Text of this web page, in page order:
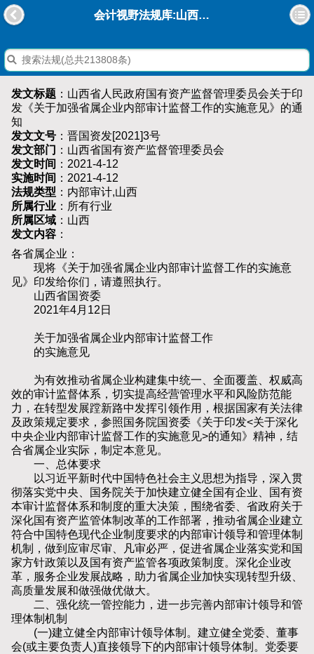
会计视野法规库:山西省人民政府国有资产监督管理委员会关于印发《关于加强省属企业内部审计监督工作的实施意见》的通知
发文标题 ：山西省人民政府国有资产监督管理委员会关于印
发《关于加强省属企业内部审计监督工作的实施意见》的通
知
发文文号 ：晋国资发[2021]3号
发文部门 ：山西省国有资产监督管理委员会
发文时间 ：2021-4-12
实施时间 ：2021-4-12
法规类型 ：内部审计,山西
所属行业 ：所有行业
所属区域 ：山西
发文内容 ：
各省属企业：
现将《关于加强省属企业内部审计监督工作的实施意
见》印发给你们，请遵照执行。
山西省国资委
2021年4月12日
关于加强省属企业内部审计监督工作
的实施意见
为有效推动省属企业构建集中统一、全面覆盖、权威高
效的审计监督体系，切实提高经营管理水平和风险防范能
力，在转型发展蹚新路中发挥引领作用，根据国家有关法律
及政策规定要求，参照国务院国资委《关于印发<关于深化
中央企业内部审计监督工作的实施意见>的通知》精神，结
合省属企业实际，制定本意见。
一、总体要求
以习近平新时代中国特色社会主义思想为指导，深入贯
彻落实党中央、国务院关于加快建立健全国有企业、国有资
本审计监督体系和制度的重大决策，围绕省委、省政府关于
深化国有资产监管体制改革的工作部署，推动省属企业建立
符合中国特色现代企业制度要求的内部审计领导和管理体制
机制，做到应审尽审、凡审必严，促进省属企业落实党和国
家方针政策以及国有资产监管各项政策制度。深化企业改
革，服务企业发展战略，助力省属企业加快实现转型升级、
高质量发展和做强做优做大。
二、强化统一管控能力，进一步完善内部审计领导和管
理体制机制
(一)建立健全内部审计领导体制。建立健全党委、董事
会(或主要负责人)直接领导下的内部审计领导体制。党委要